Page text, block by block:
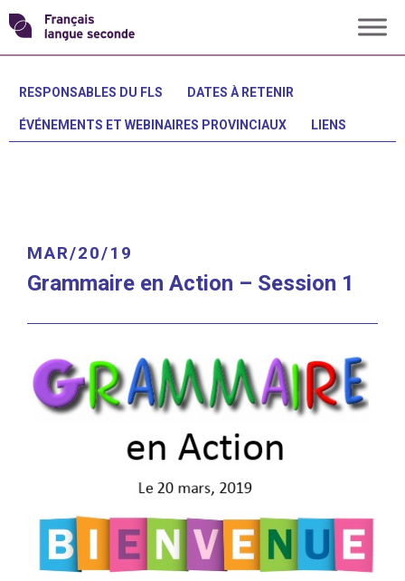
Skip
to
content
Transformons
français
seconde
RESPONSABLES DU FLS DATES À RETENIR
ÉVÉNEMENTS ET WEBINAIRES PROVINCIAUX LIENS
MAR/20/19
Grammaire en Action – Session 1